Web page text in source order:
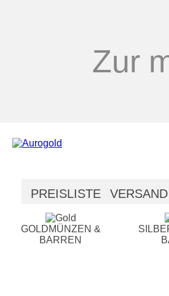
Zur
PREISLISTE VERSAND
GOLDMÜNZEN &
BARREN